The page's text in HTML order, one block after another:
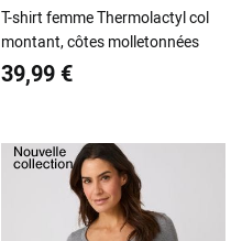
T-shirt femme Thermolactyl col
montant, côtes molletonnées
39,99 €